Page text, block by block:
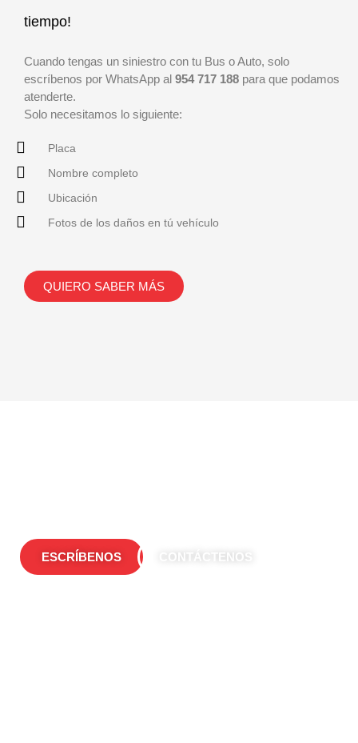
tiempo!
Cuando tengas un siniestro con tu Bus o Auto, solo
escríbenos por WhatsApp al 954 717 188 para que podamos
atenderte.
Solo necesitamos lo siguiente:
Placa
Nombre completo
Ubicación
Fotos de los daños en tú vehículo
QUIERO SABER MÁS
ESCRÍBENOS CONTÁCTENOS